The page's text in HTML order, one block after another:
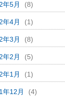
年5月 (8)
年4月 (1)
年3月 (8)
年2月 (5)
年1月 (1)
年12月 (4)